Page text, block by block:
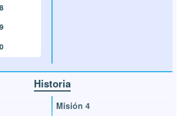
Historia
Misión 4